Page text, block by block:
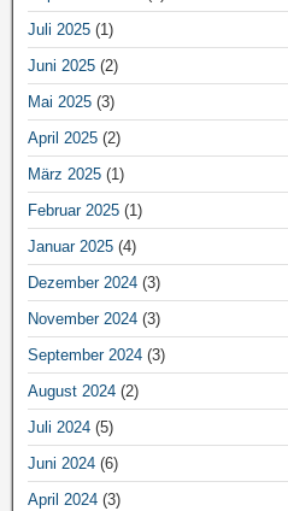
Juli 2025 (1)
Juni 2025 (2)
Mai 2025 (3)
April 2025 (2)
März 2025 (1)
Februar 2025 (1)
Januar 2025 (4)
Dezember 2024 (3)
November 2024 (3)
September 2024 (3)
August 2024 (2)
Juli 2024 (5)
Juni 2024 (6)
April 2024 (3)